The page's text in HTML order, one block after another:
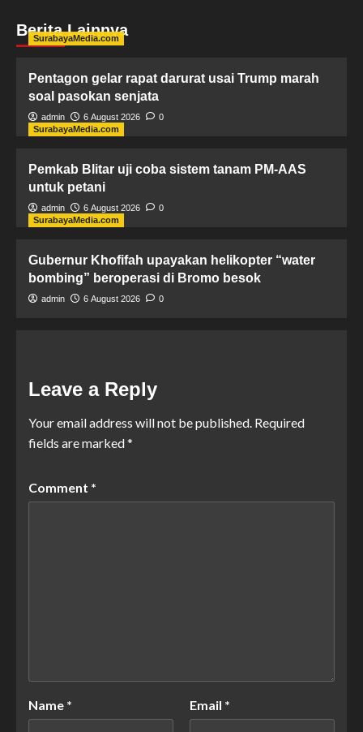
Berita Lainnya
SurabayaMedia.com
Pentagon gelar rapat darurat usai Trump marah
soal pasokan senjata
admin 6 August 2026
0
SurabayaMedia.com
Pemkab Blitar uji coba sistem tanam PM-AAS
untuk petani
admin 6 August 2026
0
SurabayaMedia.com
Gubernur Khofifah upayakan helikopter “water
bombing” beroperasi di Bromo besok
admin 6 August 2026 0
Leave a Reply
Your email address will not be published. Required
fields are marked*
Comment *
Name * Email *